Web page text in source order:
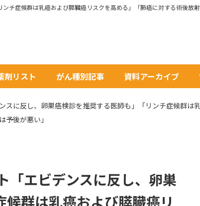
剤リスト がん種別記事 資料アーカイブ
に反し、卵巣癌検診を推奨する医師も」「リンチ症候群は
後が悪い」
エビデンスに反し、卵巣
群は乳癌および膵臓癌リ